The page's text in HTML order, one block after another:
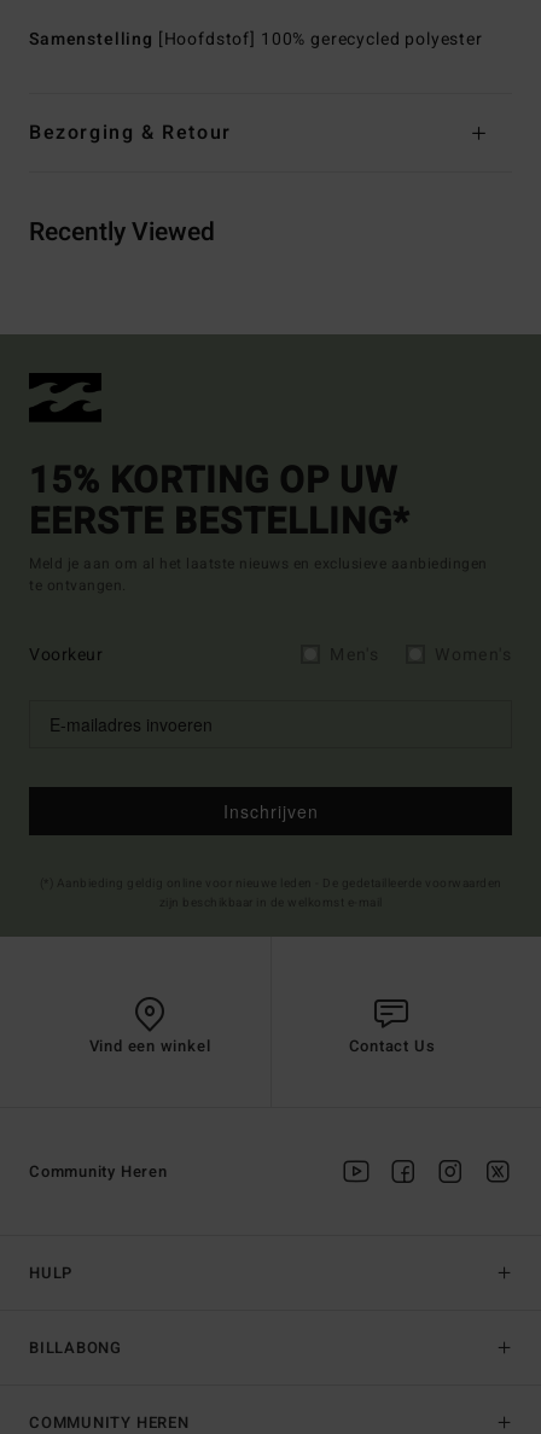
Samenstelling [Hoofdstof] 100% gerecycled polyester
Bezorging & Retour
Recently Viewed
15% KORTING OP UW
EERSTE BESTELLING*
Meld je aan om al het laatste nieuws en exclusieve aanbiedingen
te ontvangen.
Voorkeur
Inschrijven
Vind een winkel Contact Us
HULP
BILLABONG
Community Heren
COMMUNITY HEREN